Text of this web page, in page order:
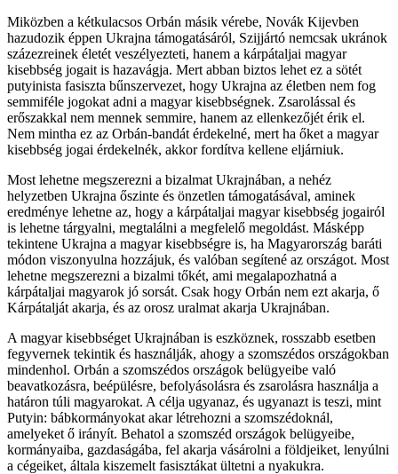
Miközben a kétkulacsos Orbán másik vérebe, Novák Kijevben
hazudozik éppen Ukrajna támogatásáról, Szijjártó nemcsak ukránok
százezreinek életét veszélyezteti, hanem a kárpátaljai magyar
kisebbség jogait is hazavágja. Mert abban biztos lehet ez a sötét
putyinista fasiszta bűnszervezet, hogy Ukrajna az életben nem fog
semmiféle jogokat adni a magyar kisebbségnek. Zsarolással és
erőszakkal nem mennek semmire, hanem az ellenkezőjét érik el.
Nem mintha ez az Orbán-bandát érdekelné, mert ha őket a magyar
kisebbség jogai érdekelnék, akkor fordítva kellene eljárniuk.
Most lehetne megszerezni a bizalmat Ukrajnában, a nehéz
helyzetben Ukrajna őszinte és önzetlen támogatásával, aminek
eredménye lehetne az, hogy a kárpátaljai magyar kisebbség jogairól
is lehetne tárgyalni, megtalálni a megfelelő megoldást. Másképp
tekintene Ukrajna a magyar kisebbségre is, ha Magyarország baráti
módon viszonyulna hozzájuk, és valóban segítené az országot. Most
lehetne megszerezni a bizalmi tőkét, ami megalapozhatná a
kárpátaljai magyarok jó sorsát. Csak hogy Orbán nem ezt akarja, ő
Kárpátalját akarja, és az orosz uralmat akarja Ukrajnában.
A magyar kisebbséget Ukrajnában is eszköznek, rosszabb esetben
fegyvernek tekintik és használják, ahogy a szomszédos országokban
mindenhol. Orbán a szomszédos országok belügyeibe való
beavatkozásra, beépülésre, befolyásolásra és zsarolásra használja a
határon túli magyarokat. A célja ugyanaz, és ugyanazt is teszi, mint
Putyin: bábkormányokat akar létrehozni a szomszédoknál,
amelyeket ő irányít. Behatol a szomszéd országok belügyeibe,
kormányaiba, gazdaságába, fel akarja vásárolni a földjeiket, lenyúlni
a cégeiket, általa kiszemelt fasisztákat ültetni a nyakukra.